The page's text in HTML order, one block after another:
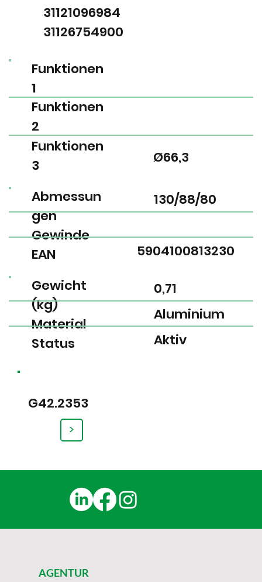
G42.2353
>
EAN
Gewinde
Abmessun
gen
5904100813230
130/88/80
Gewicht
(kg)
Material
Status
0,71
Aluminium
Aktiv
Funktionen
1
Funktionen
2
Funktionen
3
Ø66,3
31121096984
31126754900
AGENTUR